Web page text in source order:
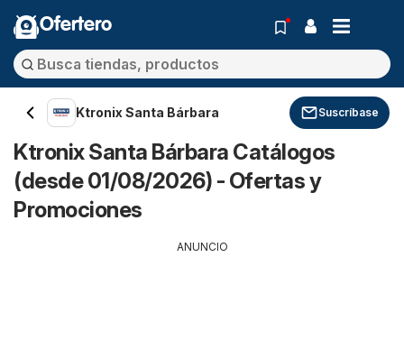
Ofertero
Ktronix Santa Bárbara Suscríbase
Ktronix Santa Bárbara Catálogos
(desde 01/08/2026) - Ofertas y
Promociones
ANUNCIO